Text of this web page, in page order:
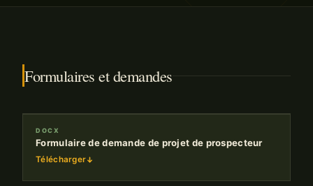
Formulaires et demandes
DOCX
Formulaire de demande de projet de prospecteur
Télécharger